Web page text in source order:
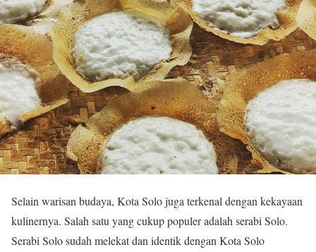
Selain warisan budaya, Kota Solo juga terkenal dengan kekayaan
kulinernya. Salah satu yang cukup populer adalah serabi Solo.
Serabi Solo sudah melekat dan identik dengan Kota Solo